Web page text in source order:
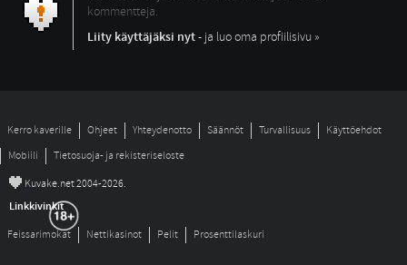
kommentteja.
Liity käyttäjäksi nyt- ja luo oma profiilisivu »
Kerro kaverille Ohjeet Yhteydenotto Säännöt Turvallisuus
Käyttöehdot
Mobiili
Tietosuoja- ja rekisteriseloste
© Kuvake.net 2004-2026.
Linkkivinkit
Feissarimokat Nettikasinot Pelit Prosenttilaskuri